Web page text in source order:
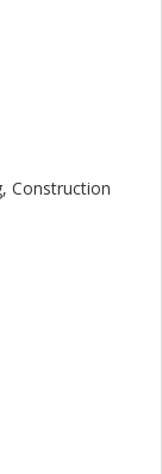
Construction